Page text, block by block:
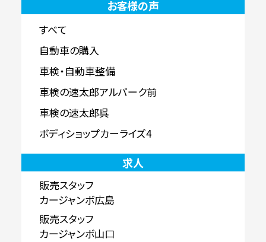
お客様の声
すべて
自動車の購入
車検・自動車整備
車検の速太郎アルパーク前
車検の速太郎呉
ボディショップカーライズ4
求人
販売スタッフ
カージャンボ広島
販売スタッフ
カージャンボ山口